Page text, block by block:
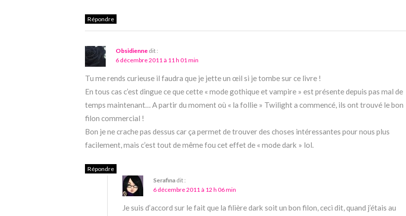
Répondre
Obsidienne dit :
6 décembre 2011 à 11 h 01 min
Tu me rends curieuse il faudra que je jette un œil si je tombe sur ce livre !
En tous cas c’est dingue ce que cette « mode gothique et vampire » est présente depuis pas mal de
temps maintenant… A partir du moment où « la follie » Twilight a commencé, ils ont trouvé le bon
filon commercial !
Bon je ne crache pas dessus car ça permet de trouver des choses intéressantes pour nous plus
facilement, mais c’est tout de même fou cet effet de « mode dark » lol.
Répondre
Serafina dit :
6 décembre 2011 à 12 h 06 min
Je suis d’accord sur le fait que la filière dark soit un bon filon, ceci dit, quand j’étais au